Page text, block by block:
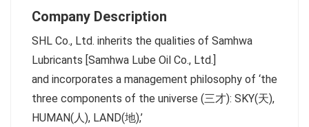
Company Description
SHL Co., Ltd. inherits the qualities of Samhwa
Lubricants [Samhwa Lube Oil Co., Ltd.]
and incorporates a management philosophy of ‘the
three components of the universe (三才): SKY(天),
HUMAN(人), LAND(地),’